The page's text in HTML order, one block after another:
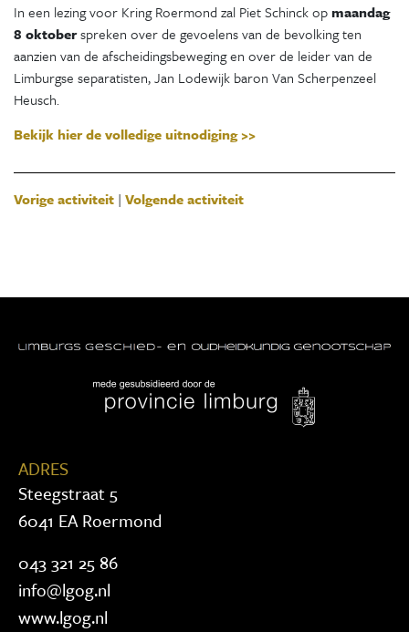
In een lezing voor Kring Roermond zal Piet Schinck opmaandag
8 oktoberspreken over de gevoelens van de bevolking ten
aanzien van de afscheidingsbeweging en over de leider van de
Limburgse separatisten, Jan Lodewijk baron Van Scherpenzeel
Heusch.
Bekijk hier de volledige uitnodiging >>
Vorige activiteit | Volgende activiteit
ADRES
Steegstraat 5
6041 EA Roermond
043 321 25 86
info@lgog.nl
www.lgog.nl